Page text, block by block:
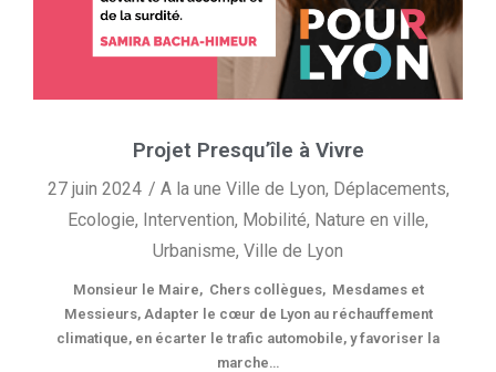
Projet Presqu’île à Vivre
27 juin 2024 A la une Ville de Lyon, Déplacements,
Ecologie, Intervention, Mobilité, Nature en ville,
Urbanisme, Ville de Lyon
Monsieur le Maire, Chers collègues, Mesdames et
Messieurs, Adapter le cœur de Lyon au réchauffement
climatique, en écarter le trafic automobile, y favoriser la
marche…